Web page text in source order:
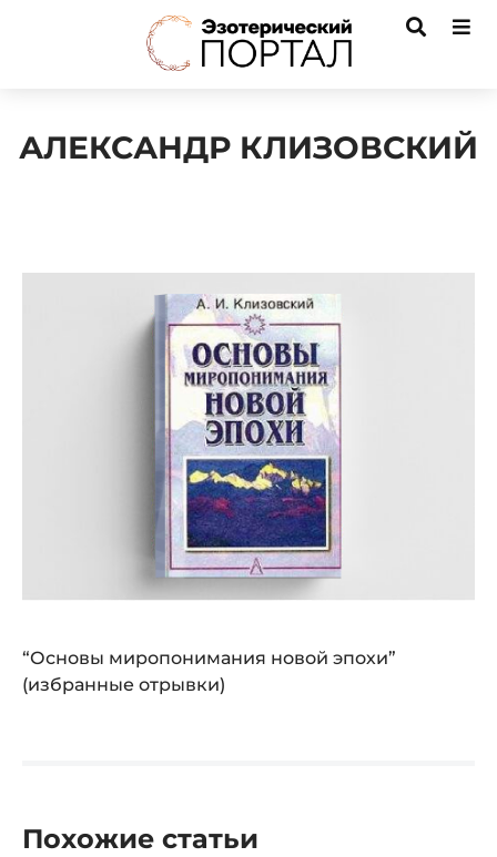
АЛЕКСАНДР КЛИЗОВСКИЙ
“Основы миропонимания новой эпохи”
(избранные отрывки)
Похожие статьи